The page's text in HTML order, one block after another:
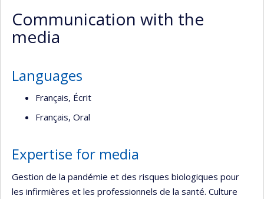
Communication with the
media
Languages
Français, Écrit
Français, Oral
Expertise for media
Gestion de la pandémie et des risques biologiques pour
les infirmières et les professionnels de la santé. Culture